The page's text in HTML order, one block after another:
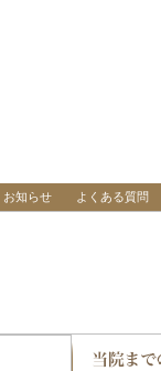
お知らせ よくある質問